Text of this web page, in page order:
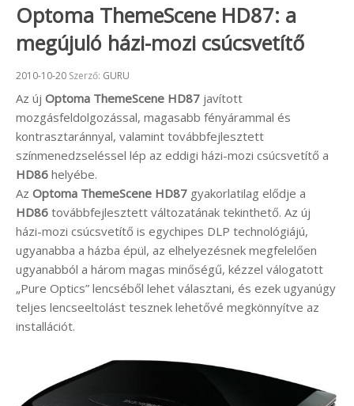
Optoma ThemeScene HD87: a
megújuló házi-mozi csúcsvetítő
Beküldve:
2010-10-20 Szerző: GURU
Az új Optoma ThemeScene HD87 javított
mozgásfeldolgozással, magasabb fényárammal és
kontrasztaránnyal, valamint továbbfejlesztett
színmenedzseléssel lép az eddigi házi-mozi csúcsvetítő a
HD86 helyébe.
Az Optoma ThemeScene HD87 gyakorlatilag elődje a
HD86 továbbfejlesztett változatának tekinthető. Az új
házi-mozi csúcsvetítő is egychipes DLP technológiájú,
ugyanabba a házba épül, az elhelyezésnek megfelelően
ugyanabból a három magas minőségű, kézzel válogatott
„Pure Optics” lencséből lehet választani, és ezek ugyanúgy
teljes lencseeltolást tesznek lehetővé megkönnyítve az
installációt.